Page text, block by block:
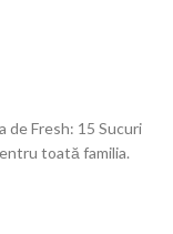
de Fresh: 15 Sucuri
toată familia.